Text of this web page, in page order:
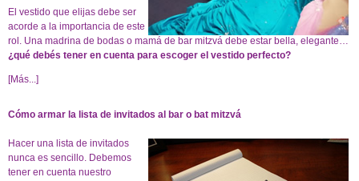
El vestido que elijas debe ser
acorde a la importancia de este
rol. Una madrina de bodas o mamá de bar mitzvá debe estar bella, elegante…
¿qué debés tener en cuenta para escoger el vestido perfecto?
[Más...]
Cómo armar la lista de invitados al bar o bat mitzvá
Hacer una lista de invitados
nunca es sencillo. Debemos
tener en cuenta nuestro